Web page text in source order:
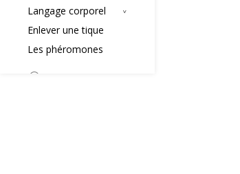
Langage corporel
Enlever une tique
Les phéromones